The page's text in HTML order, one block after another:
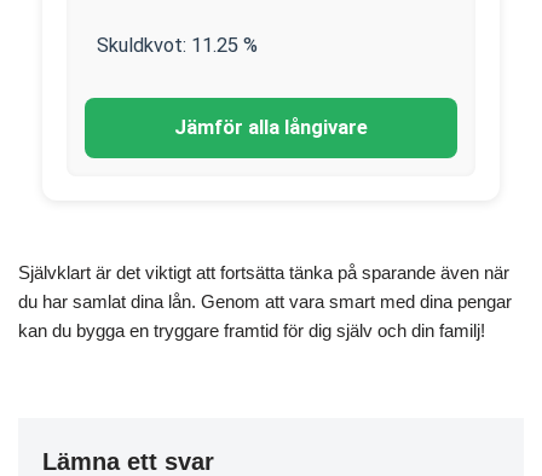
Skuldkvot: 11.25 %
Jämför alla långivare
Självklart är det viktigt att fortsätta tänka på sparande även när
du har samlat dina lån. Genom att vara smart med dina pengar
kan du bygga en tryggare framtid för dig själv och din familj!
Lämna ett svar